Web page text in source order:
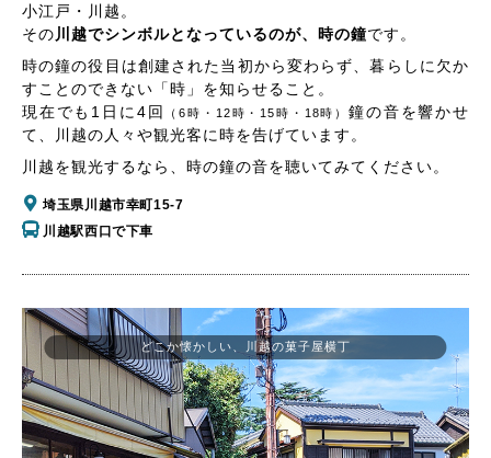
小江戸・川越。
その川越でシンボルとなっているのが、時の鐘です。
時の鐘の役目は創建された当初から変わらず、暮らしに欠か
すことのできない「時」を知らせること。
現在でも1日に4回
（6時・12時・15時・18時）鐘の音を響かせ
て、川越の人々や観光客に時を告げています。
川越を観光するなら、時の鐘の音を聴いてみてください。
埼玉県川越市幸町15-7
川越駅西口で下車
どこか懐かしい、川越の菓子屋横丁